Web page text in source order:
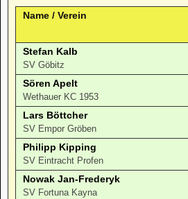
Name / Verein
Stefan Kalb
SV Göbitz
Sören Apelt
Wethauer KC 1953
Lars Böttcher
SV Empor Gröben
Philipp Kipping
SV Eintracht Profen
Nowak Jan-Frederyk
SV Fortuna Kayna